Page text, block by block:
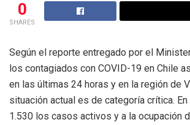
0
SHARES
Según el reporte entregado por el
los contagiados con COVID-19 en Chile
en las últimas 24 horas y en la región de
situación actual es de categoría crítica.
1.530 los casos activos y a la ocupación